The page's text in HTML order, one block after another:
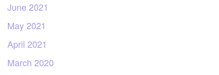
June 2021
May 2021
April 2021
March 2020